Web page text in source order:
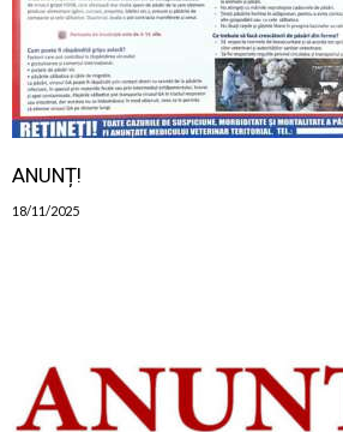
ANUNȚ!
18/11/2025